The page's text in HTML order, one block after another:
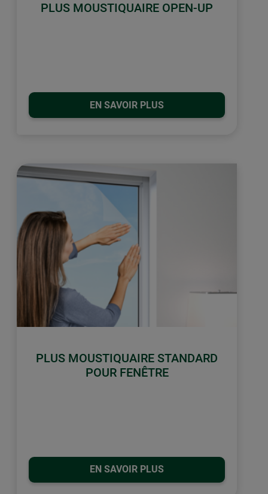
PLUS MOUSTIQUAIRE OPEN-UP
EN SAVOIR PLUS
PLUS MOUSTIQUAIRE STANDARD
POUR FENÊTRE
EN SAVOIR PLUS